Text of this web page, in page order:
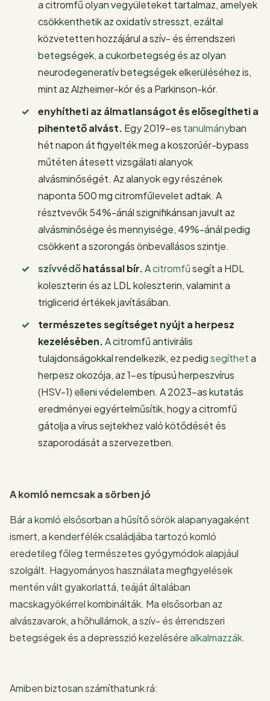
a citromfű olyan vegyületeket tartalmaz, amelyek
csökkenthetik az oxidatív stresszt, ezáltal
közvetetten hozzájárul a szív- és érrendszeri
betegségek, a cukorbetegség és az olyan
neurodegeneratív betegségek elkerüléséhez is,
mint az Alzheimer-kór és a Parkinson-kór.
enyhítheti az álmatlanságot és elősegítheti a
pihentető alvást. Egy 2019-es tanulmányban
hét napon át figyelték meg a koszorúér-bypass
műtéten átesett vizsgálati alanyok
alvásminőségét. Az alanyok egy részének
naponta 500 mg citromfűlevelet adtak. A
résztvevők 54%-ánál szignifikánsan javult az
alvásminősége és mennyisége, 49%-ánál pedig
csökkent a szorongás önbevallásos szintje.
szívvédőhatással bír.Acitromfűsegít a HDL
koleszterin és az LDL koleszterin, valamint a
triglicerid értékek javításában.
természetes segítséget nyújt a herpesz
kezelésében.A citromfű antivirális
tulajdonságokkal rendelkezik, ez pedigsegítheta
herpesz okozója, az 1-es típusú herpeszvírus
(HSV-1) elleni védelemben. A 2023-as kutatás
eredményei egyértelműsítik, hogy a citromfű
gátolja a vírus sejtekhez való kötődését és
szaporodását a szervezetben.
A komló nemcsak a sörben jó
Bár a komló elsősorban a hűsítő sörök alapanyagaként
ismert, a kenderfélék családjába tartozó komló
eredetileg főleg természetes gyógymódok alapjául
szolgált. Hagyományos használata megfigyelések
mentén vált gyakorlattá, teáját általában
macskagyökérrel kombinálták. Ma elsősorban az
alvászavarok, a hőhullámok, a szív- és érrendszeri
betegségek és a depresszió kezelésérealkalmazzák.
Amiben biztosan számíthatunk rá: